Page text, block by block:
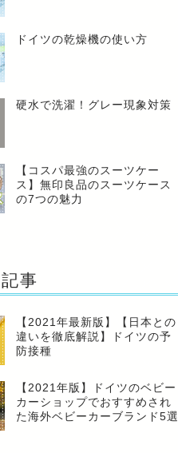
ドイツの乾燥機の使い方
硬水で洗濯！グレー現象対策
【コスパ最強のスーツケー
ス】無印良品のスーツケース
の7つの魅力
事
【2021年最新版】【日本との
違いを徹底解説】ドイツの予
防接種
【2021年版】ドイツのベビー
カーショップでおすすめされ
た海外ベビーカーブランド5選